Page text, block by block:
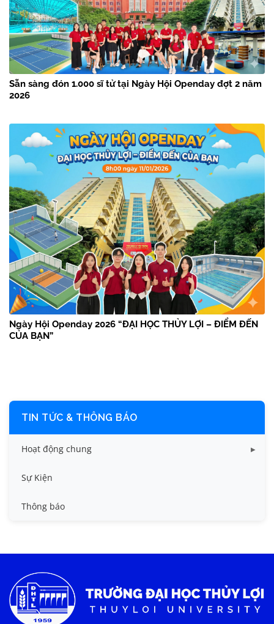
Sẵn sàng đón 1.000 sĩ tử tại Ngày Hội Openday đợt 2 năm
2026
Ngày Hội Openday 2026 “ĐẠI HỌC THỦY LỢI – ĐIỂM ĐẾN
CỦA BẠN”
TIN TỨC & THÔNG BÁO
Hoạt động chung
Tin công tác sinh viên
Tin đào tạo
Tin tức chung
Sự Kiện
Thông báo